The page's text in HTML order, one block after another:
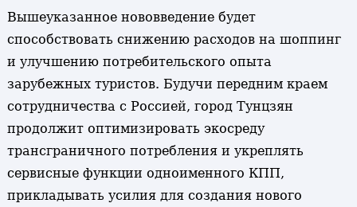
Вышеуказанное нововведение будет
способствовать снижению расходов на шоппинг
и улучшению потребительского опыта
зарубежных туристов. Будучи передним краем
сотрудничества с Россией, город Тунцзян
продолжит оптимизировать экосреду
трансграничного потребления и укреплять
сервисные функции одноименного КПП,
прикладывать усилия для создания нового